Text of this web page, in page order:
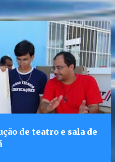
de teatro e sala de